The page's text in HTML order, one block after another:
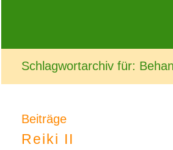
Schlagwortarchiv für:
Beiträge
Reiki II